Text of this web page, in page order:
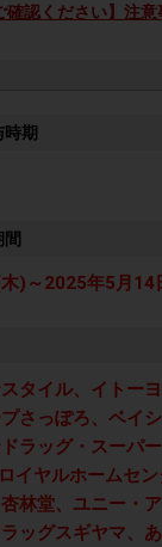
確認ください】注意
期
)～2025年5月14
タイル、イトー
さっぽろ、ベイ
ラッグ・スーパ
イヤルホームセ
林堂、ユニー・
ッグスギヤマ、